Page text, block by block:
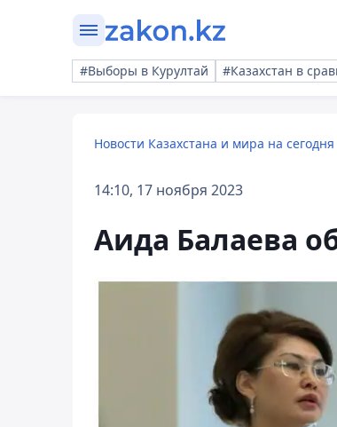
#Выборы в Курултай #Казахстан в
Новости Казахстана и мира на сегодня
14:10, 17 ноября 2023
Аида Балаева